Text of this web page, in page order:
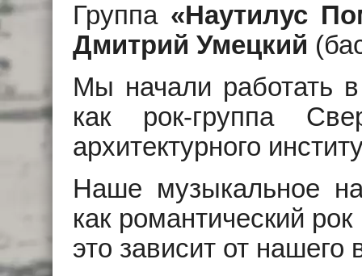
Группа «Наутилус
Дмитрий Умецкий
Мы начали работать
как рок-группа
архитектурного
Наше музыкальное
как романтический
это зависит от нашего